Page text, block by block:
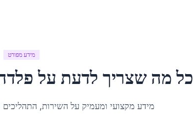
מידע מפורט
כל מה שצריך לדעת על
מידע מקצועי ומעמיק על השירות, התהליכים